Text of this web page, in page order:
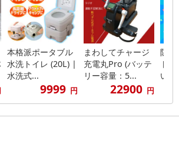
本格派ポータブル
水洗トイレ (20L) |
水洗式...
9999 円
まわしてチャージ
充電丸Pro (バッテ
リー容量：5...
22900 円
防災
ト |
い